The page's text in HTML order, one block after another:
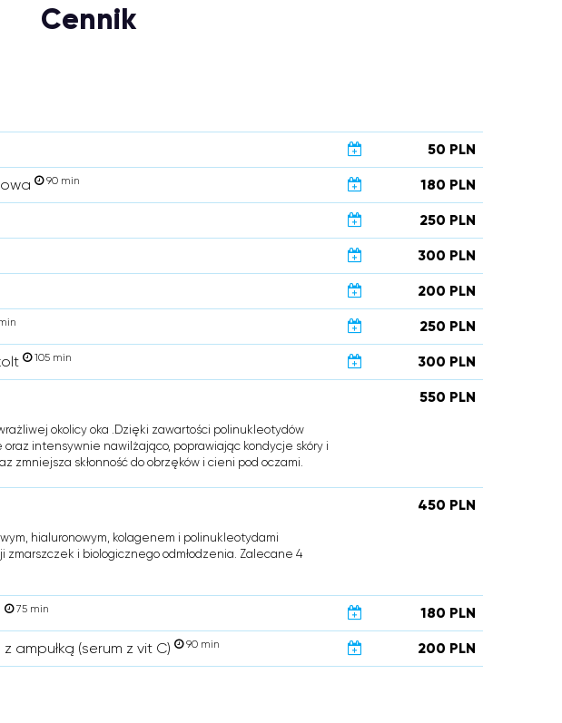
Cennik
50 PLN
90 min 180 PLN
250 PLN
300 PLN
200 PLN
250 PLN
105 min 300 PLN
550 PLN
okolicy oka .Dzięki zawartości polinukleotydów
intensywnie nawilżająco, poprawiając kondycje skóry i
zmniejsza skłonność do obrzęków i cieni pod oczami.
450 PLN
hialuronowym, kolagenem i polinukleotydami
i biologicznego odmłodzenia. Zalecane 4
75 min 180 PLN
ampułką (serum z vit C) 90 min 200 PLN